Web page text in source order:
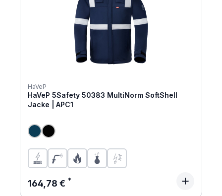
HaVeP
HaVeP 5Safety 50383 MultiNorm SoftShell
Jacke | APC1
Regulärer Preis:
164,78 €